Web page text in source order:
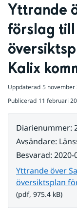
Yttrande
förslag
Kalix
Uppdaterad 5 november
Publicerad 11 februari
Diarienummer:
Avsändare:
Besvarad: 2020-
Yttrande över
översiktsplan
(pdf, 975.4 kB)